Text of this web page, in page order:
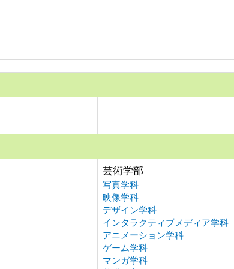
芸術学部
写真学科
映像学科
デザイン学科
インタラクティブメディア学科
アニメーション学科
ゲーム学科
マンガ学科